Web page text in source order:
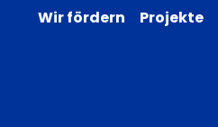
Wir fördern Projekte